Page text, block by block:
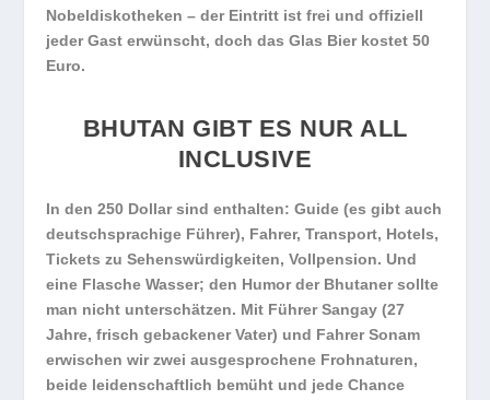
Nobeldiskotheken – der Eintritt ist frei und offiziell
jeder Gast erwünscht, doch das Glas Bier kostet 50
Euro.
BHUTAN GIBT ES NUR ALL
INCLUSIVE
In den 250 Dollar sind enthalten: Guide (es gibt auch
deutschsprachige Führer), Fahrer, Transport, Hotels,
Tickets zu Sehenswürdigkeiten, Vollpension. Und
eine Flasche Wasser; den Humor der Bhutaner sollte
man nicht unterschätzen. Mit Führer Sangay (27
Jahre, frisch gebackener Vater) und Fahrer Sonam
erwischen wir zwei ausgesprochene Frohnaturen,
beide leidenschaftlich bemüht und jede Chance